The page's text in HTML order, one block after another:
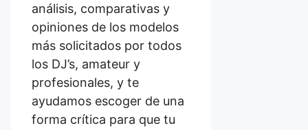
análisis, comparativas y
opiniones de los modelos
más solicitados por todos
los DJ’s, amateur y
profesionales, y te
ayudamos escoger de una
forma crítica para que tu